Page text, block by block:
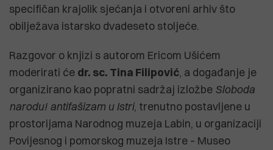
specifičan krajolik sjećanja i otvoreni arhiv što
obilježava istarsko dvadeseto stoljeće.
Razgovor o knjizi s autorom Ericom Ušićem
moderirati će dr. sc. Tina Filipović, a događanje je
organizirano kao popratni sadržaj izložbe Sloboda
narodu! antifašizam u Istri, trenutno postavljene u
prostorijama Narodnog muzeja Labin, u organizaciji
Povijesnog i pomorskog muzeja Istre – Museo